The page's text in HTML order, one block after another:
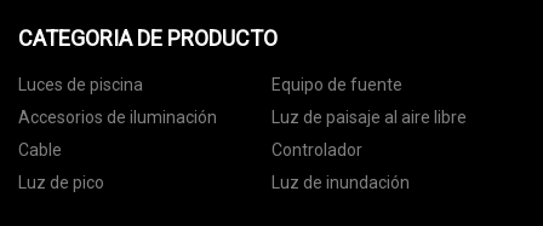
CATEGORIA DE PRODUCTO
Luces de piscina
Equipo de fuente
Accesorios de iluminación
Luz de paisaje al aire libre
Cable
Controlador
Luz de pico
Luz de inundación